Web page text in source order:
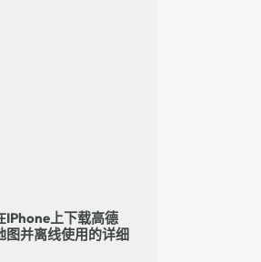
iPhone上下载高德
图并离线使用的详细